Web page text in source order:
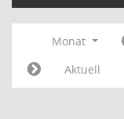
Monat
Aktuell